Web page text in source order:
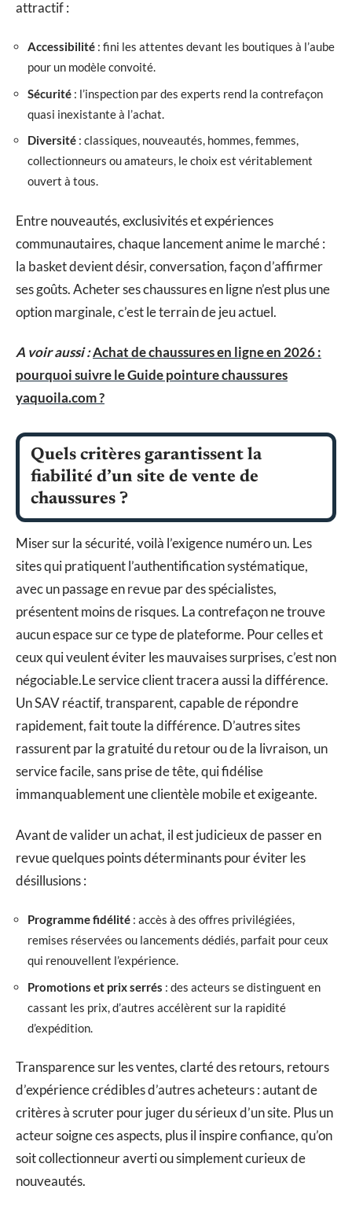
attractif :
Accessibilité : fini les attentes devant les boutiques à l’aube
pour un modèle convoité.
Sécurité : l’inspection par des experts rend la contrefaçon
quasi inexistante à l’achat.
Diversité : classiques, nouveautés, hommes, femmes,
collectionneurs ou amateurs, le choix est véritablement
ouvert à tous.
Entre nouveautés, exclusivités et expériences
communautaires, chaque lancement anime le marché :
la basket devient désir, conversation, façon d’affirmer
ses goûts. Acheter ses chaussures en ligne n’est plus une
option marginale, c’est le terrain de jeu actuel.
A voir aussi :Achat de chaussures en ligne en 2026 :
pourquoi suivre le Guide pointure chaussures
yaquoila.com ?
Quels critères garantissent la
fiabilité d’un site de vente de
chaussures ?
Miser sur la sécurité, voilà l’exigence numéro un. Les
sites qui pratiquent l’authentification systématique,
avec un passage en revue par des spécialistes,
présentent moins de risques. La contrefaçon ne trouve
aucun espace sur ce type de plateforme. Pour celles et
ceux qui veulent éviter les mauvaises surprises, c’est non
négociable.Le service client tracera aussi la différence.
Un SAV réactif, transparent, capable de répondre
rapidement, fait toute la différence. D’autres sites
rassurent par la gratuité du retour ou de la livraison, un
service facile, sans prise de tête, qui fidélise
immanquablement une clientèle mobile et exigeante.
Avant de valider un achat, il est judicieux de passer en
revue quelques points déterminants pour éviter les
désillusions :
Programme fidélité : accès à des offres privilégiées,
remises réservées ou lancements dédiés, parfait pour ceux
qui renouvellent l’expérience.
Promotions et prix serrés : des acteurs se distinguent en
cassant les prix, d’autres accélèrent sur la rapidité
d’expédition.
Transparence sur les ventes, clarté des retours, retours
d’expérience crédibles d’autres acheteurs : autant de
critères à scruter pour juger du sérieux d’un site. Plus un
acteur soigne ces aspects, plus il inspire confiance, qu’on
soit collectionneur averti ou simplement curieux de
nouveautés.